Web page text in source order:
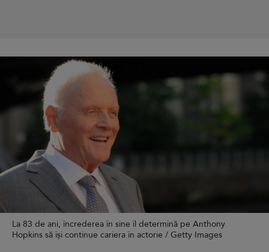
La 83 de ani, încrederea în sine îl determină pe Anthony
Hopkins să își continue cariera în actorie / Getty Images